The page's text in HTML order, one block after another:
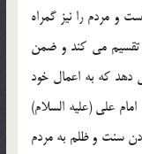
و مردم را نيز گمراه
تقسيم مي كند و ضمن
دهد كه به اعمال خود
علي (علیه السلام)
سنت و ظلم به مردم